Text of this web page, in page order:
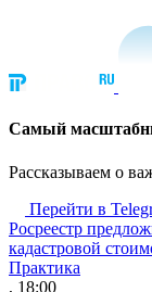
Cамый
Рассказываем о
Перейти в
Росреестр
кадастровой
Практика
, 18:00